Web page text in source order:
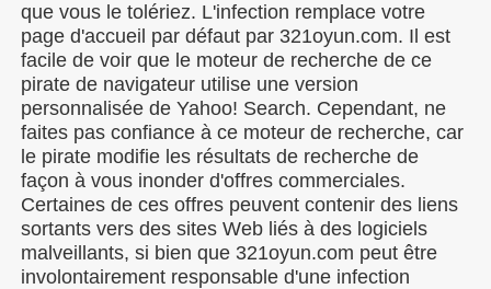
que vous le tolériez. L'infection remplace votre
page d'accueil par défaut par 321oyun.com. Il est
facile de voir que le moteur de recherche de ce
pirate de navigateur utilise une version
personnalisée de Yahoo! Search. Cependant, ne
faites pas confiance à ce moteur de recherche, car
le pirate modifie les résultats de recherche de
façon à vous inonder d'offres commerciales.
Certaines de ces offres peuvent contenir des liens
sortants vers des sites Web liés à des logiciels
malveillants, si bien que 321oyun.com peut être
involontairement responsable d'une infection